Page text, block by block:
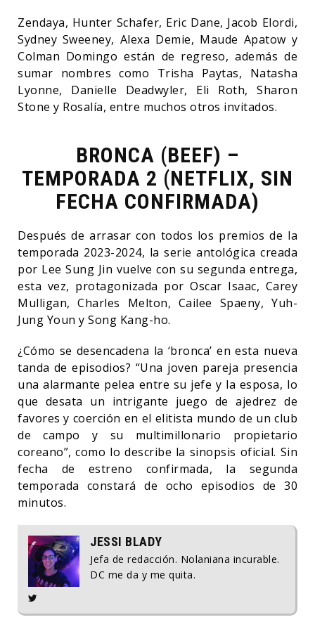
Zendaya, Hunter Schafer, Eric Dane, Jacob Elordi,
Sydney Sweeney, Alexa Demie, Maude Apatow y
Colman Domingo están de regreso, además de
sumar nombres como Trisha Paytas, Natasha
Lyonne, Danielle Deadwyler, Eli Roth, Sharon
Stone y Rosalía, entre muchos otros invitados.
BRONCA (BEEF) –
TEMPORADA 2 (NETFLIX, SIN
FECHA CONFIRMADA)
Después de arrasar con todos los premios de la
temporada 2023-2024, la serie antológica creada
por Lee Sung Jin vuelve con su segunda entrega,
esta vez, protagonizada por Oscar Isaac, Carey
Mulligan, Charles Melton, Cailee Spaeny, Yuh-
Jung Youn y Song Kang-ho.
¿Cómo se desencadena la ‘bronca’ en esta nueva
tanda de episodios? “Una joven pareja presencia
una alarmante pelea entre su jefe y la esposa, lo
que desata un intrigante juego de ajedrez de
favores y coerción en el elitista mundo de un club
de campo y su multimillonario propietario
coreano”, como lo describe la sinopsis oficial. Sin
fecha de estreno confirmada, la segunda
temporada constará de ocho episodios de 30
minutos.
JESSI BLADY
Jefa de redacción. Nolaniana incurable.
DC me da y me quita.